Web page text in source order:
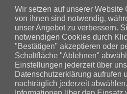
GOS D’ATURAS
BILDERGALERIE
KONTAKT
LINKS
HUNDESCHULE FRECHE
Wir setzen auf unserer Website
von ihnen sind notwendig,
unser Angebot zu verbessern.
notwendigen Cookies durch
"Bestätigen" akzeptieren oder
Schaltfläche "Ablehnen"
Einstellungen jederzeit über
Datenschutzerklärung aufrufen
nachträglich jederzeit